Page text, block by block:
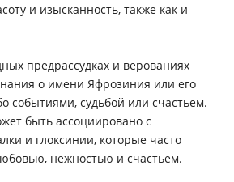
и изысканность, также как и
предрассудках и верованиях
о имени Яфрозиния или его
событиями, судьбой или счастьем.
быть ассоциировано с
и глоксинии, которые часто
нежностью и счастьем.